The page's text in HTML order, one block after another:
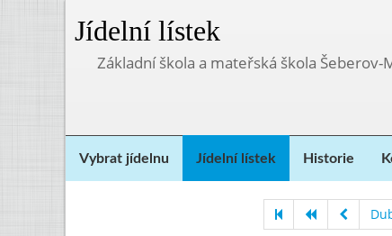
Jídelní lístek
Základní škola a mateřská škola Šeberov-
Vybrat jídelnu Jídelní lístek Historie